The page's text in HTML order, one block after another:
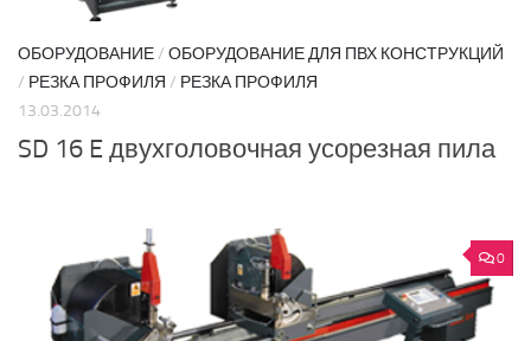
ОБОРУДОВАНИЕ/ ОБОРУДОВАНИЕ ДЛЯ ПВХ КОНСТРУКЦИЙ
/ РЕЗКА ПРОФИЛЯ / РЕЗКА ПРОФИЛЯ
13.03.2014
SD 16 E двухголовочная усорезная пила
0